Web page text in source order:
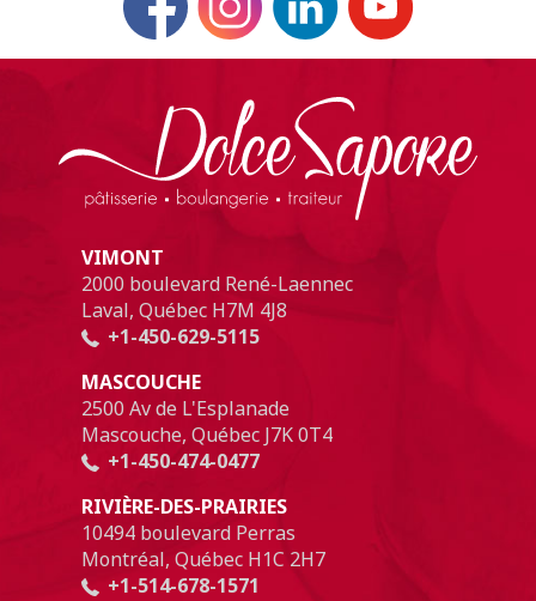
VIMONT
2000 boulevard René-Laennec
Laval, Québec H7M 4J8
+1-450-629-5115
MASCOUCHE
2500 Av de L'Esplanade
Mascouche, Québec J7K 0T4
+1-450-474-0477
RIVIÈRE-DES-PRAIRIES
10494 boulevard Perras
Montréal, Québec H1C 2H7
+1-514-678-1571